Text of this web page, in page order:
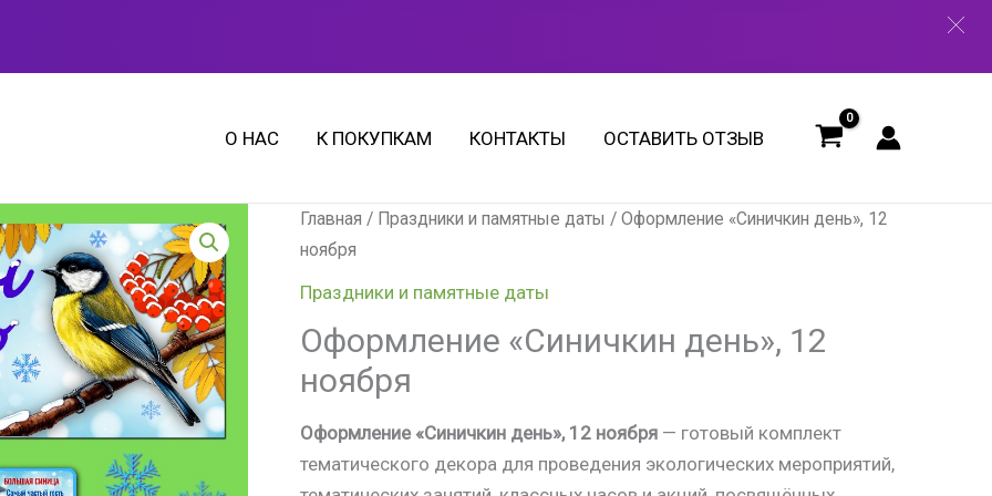
О НАС К ПОКУПКАМ КОНТАКТЫ ОСТАВИТЬ ОТЗЫВ
Главная / Праздники и памятные даты / Оформление «Синичкин день», 12
ноября
Праздники и памятные даты
Оформление «Синичкин день», 12
ноября
Оформление «Синичкин день», 12 ноября — готовый комплект
тематического декора для проведения экологических мероприятий,
Количество
товара
Оформление
день",
12